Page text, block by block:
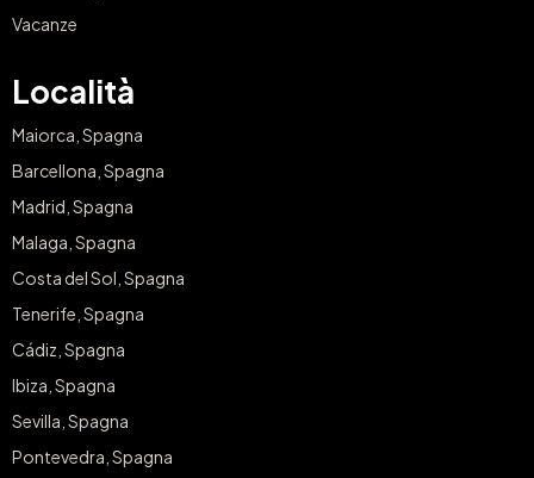
Vacanze
Località
Maiorca, Spagna
Barcellona, Spagna
Madrid, Spagna
Malaga, Spagna
Costa del Sol, Spagna
Tenerife, Spagna
Cádiz, Spagna
Ibiza, Spagna
Sevilla, Spagna
Pontevedra, Spagna